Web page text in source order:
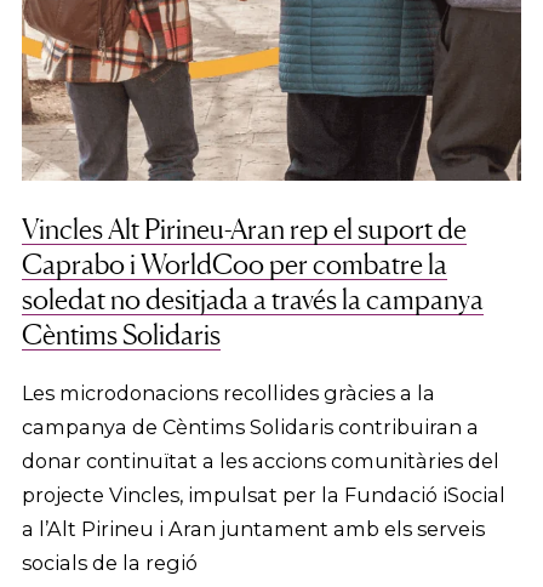
Vincles Alt Pirineu-Aran rep el suport de
Caprabo i WorldCoo per combatre la
soledat no desitjada a través la campanya
Cèntims Solidaris
Les microdonacions recollides gràcies a la
campanya de Cèntims Solidaris contribuiran a
donar continuïtat a les accions comunitàries del
projecte Vincles, impulsat per la Fundació iSocial
a l’Alt Pirineu i Aran juntament amb els serveis
socials de la regió